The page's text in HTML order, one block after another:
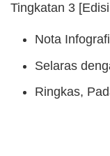
Tingkatan 3
Nota
Selaras
Ringkas,